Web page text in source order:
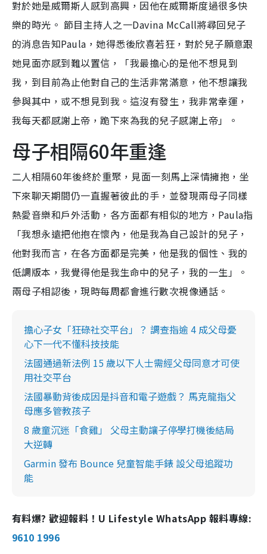
對於她是威爾斯人感到高興，因他在威爾斯度過很多快
樂的時光。 節目主持人之一Davina McCall將尋回兒子
的消息告知Paula，她得悉後欣喜若狂，對於兒子願意跟
她見面亦感到難以置信，「我最擔心的是他不想見到
我，到目前為止他對自己的生活非常滿意，他不想讓我
參與其中，或不想見到我。這沒有發生，我非常幸運，
我每天都感謝上帝，跪下來為我的兒子感謝上帝」。
母子相隔60年重逢
二人相隔60年後終於重聚，見面一刻馬上深情擁抱，坐
下來聊天期間仍一直握著彼此的手，並發現兩母子同樣
熱愛音樂和戶外活動，各方面都有相似的地方，Paula指
「我想永遠把他抱在懷內，他是我為自己設計的兒子，
他對我而言，在各方面都是完美，他是我的個性、我的
低調版本，我覺得他是我生命中的兒子，我的一生」。
兩母子相認後，現時每周都會進行數次視像通話。
擔心子女「狂碌社交平台」？ 調查指逾 4 成父母憂
心下一代不懂科技技能
法國通過新法例 15 歲以下人士需經父母同意才可使
用社交平台
法國暴動背後成因是抖音和電子遊戲？ 馬克龍指父
母應多管教孩子
8 歲童沉迷「食雞」 父母主動讓子停學打機後結局
大逆轉
Garmin 發布 Bounce 兒童智能手錶 設父母追蹤功
能
有料爆? 歡迎報料！U Lifestyle WhatsApp 報料專線:
9610 1996